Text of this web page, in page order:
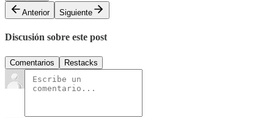
Anterior
Siguiente
Discusión sobre este post
Comentarios Restacks